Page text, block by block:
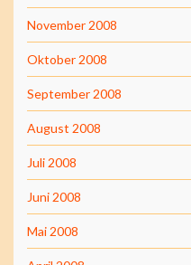
November 2008
Oktober 2008
September 2008
August 2008
Juli 2008
Juni 2008
Mai 2008